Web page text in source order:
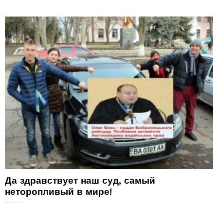
Да здравствует наш суд, самый
неторопливый в мире!